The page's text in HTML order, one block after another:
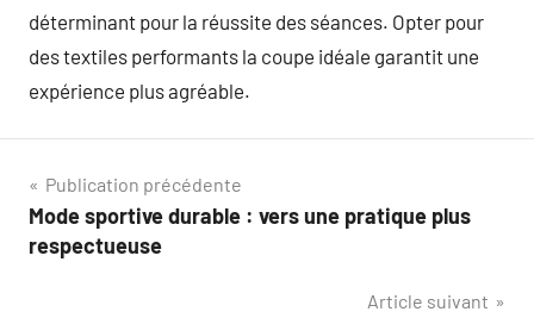
déterminant pour la réussite des séances. Opter pour
des textiles performants la coupe idéale garantit une
expérience plus agréable.
Navigation
de
Publication précédente
Mode sportive durable : vers une pratique plus
respectueuse
Article suivant